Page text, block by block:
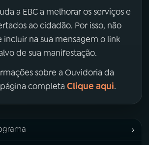
a EBC a melhorar os serviços e
ao cidadão. Por isso, não
incluir na sua mensagem o link
de sua manifestação.
sobre a Ouvidoria da
página completa Clique aqui.
›